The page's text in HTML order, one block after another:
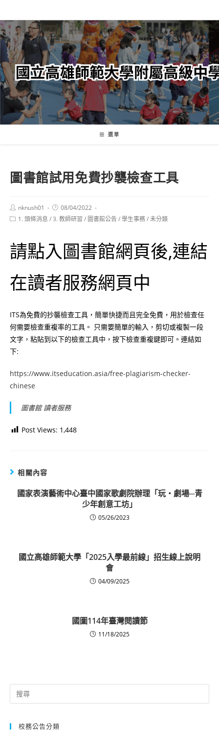
轉
至
主
內
容
選單
圖書館試用免費抄襲檢查工具
Post
author:
nknush01
Post
published:
08/04/2022
Post1. 頭條消息 /3. 教師研習 / 圖書館公告/學生事務/未分類
請點入圖書館網頁後,連結
在讀者服務網頁中
ITS為免費的抄襲檢查工具，簡單快捷而且完全免費，用於檢查任
何需要檢查重複率的工具。 只需要簡單的輸入，剪切或複製一段
文字，粘貼到以下的檢查工具中，按下檢查重複鍵即可。連結如
下:
https://www.itseducation.asia/free-plagiarism-checker-
chinese
圖書館 讀者服務
Post Views: 1,448
相關內容
國家表演藝術中心臺中國家歌劇院辦理「玩‧劇場─青
少年創意工坊」
05/26/2023
國立高雄師範大學「2025入學最前線」招生線上說明
會
04/09/2025
國圖114年臺灣閱讀節
11/18/2025
Search
for:
校務公告分類